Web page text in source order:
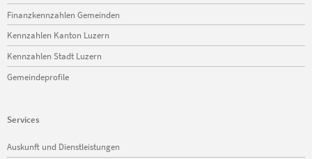
Finanzkennzahlen Gemeinden
Kennzahlen Kanton Luzern
Kennzahlen Stadt Luzern
Gemeindeprofile
Services
Navigation
überspringen
Auskunft und Dienstleistungen